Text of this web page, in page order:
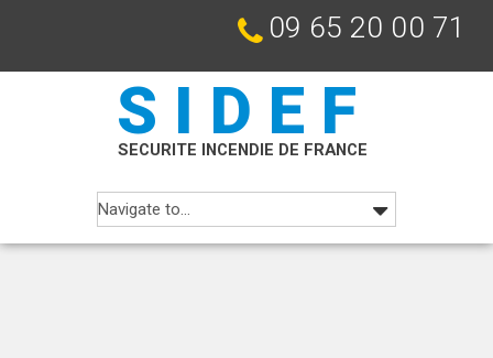
09 65 20 00 71
SIDEF
SECURITE INCENDIE DE FRANCE